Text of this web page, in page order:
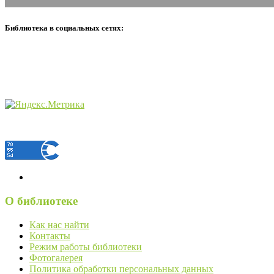
Библиотека в социальных сетях:
О библиотеке
Как нас найти
Контакты
Режим работы библиотеки
Фотогалерея
Политика обработки персональных данных